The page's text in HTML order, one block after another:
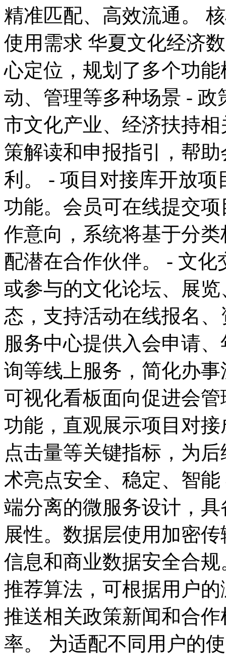
精准匹配、高效流通。
使用需求 华夏文化经济
心定位，规划了多个功
动、管理等多种场景 -
市文化产业、经济扶持
策解读和申报指引，帮
利。 - 项目对接库开放
功能。会员可在线提交
作意向，系统将基于分
配潜在合作伙伴。 - 文
或参与的文化论坛、展
态，支持活动在线报名
服务中心提供入会申请
询等线上服务，简化办
可视化看板面向促进会
功能，直观展示项目对
点击量等关键指标，为
术亮点安全、稳定、智
端分离的微服务设计，
展性。数据层使用加密
信息和商业数据安全合
推荐算法，可根据用户
推送相关政策新闻和合
率。 为适配不同用户的